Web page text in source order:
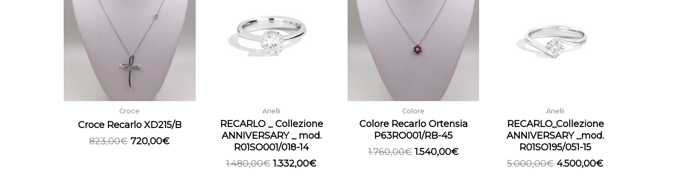
Croce
Croce Recarlo XD215/B
823,00€
823,00€.
720,00€
720,00€.
Anelli
RECARLO _ Collezione
ANNIVERSARY _ mod.
R01SO001/018-14
1.480,00€
1.480,00€.
1.332,00€
1.332,00€.
Colore
Colore Recarlo Ortensia
P63RO001/RB-45
1.760,00€
1.760,00€.
1.540,00€
1.540,00€.
Anelli
RECARLO_Collezione
ANNIVERSARY _mod.
R01SO195/051-15
5.000,00€ 4.500,00€